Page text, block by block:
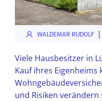
WALDEMAR RUDOLF |
Viele Hausbesitzer in
Kauf ihres
und Risiken